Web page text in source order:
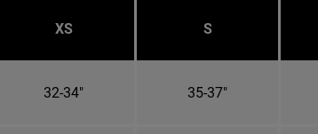
XS S
32-34" 35-37"